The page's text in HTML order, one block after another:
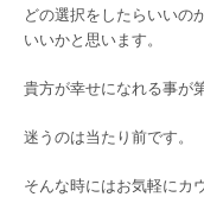
どの選択をしたらいいの
いいかと思います。
貴方が幸せになれる事が
迷うのは当たり前です。
そんな時にはお気軽にカ